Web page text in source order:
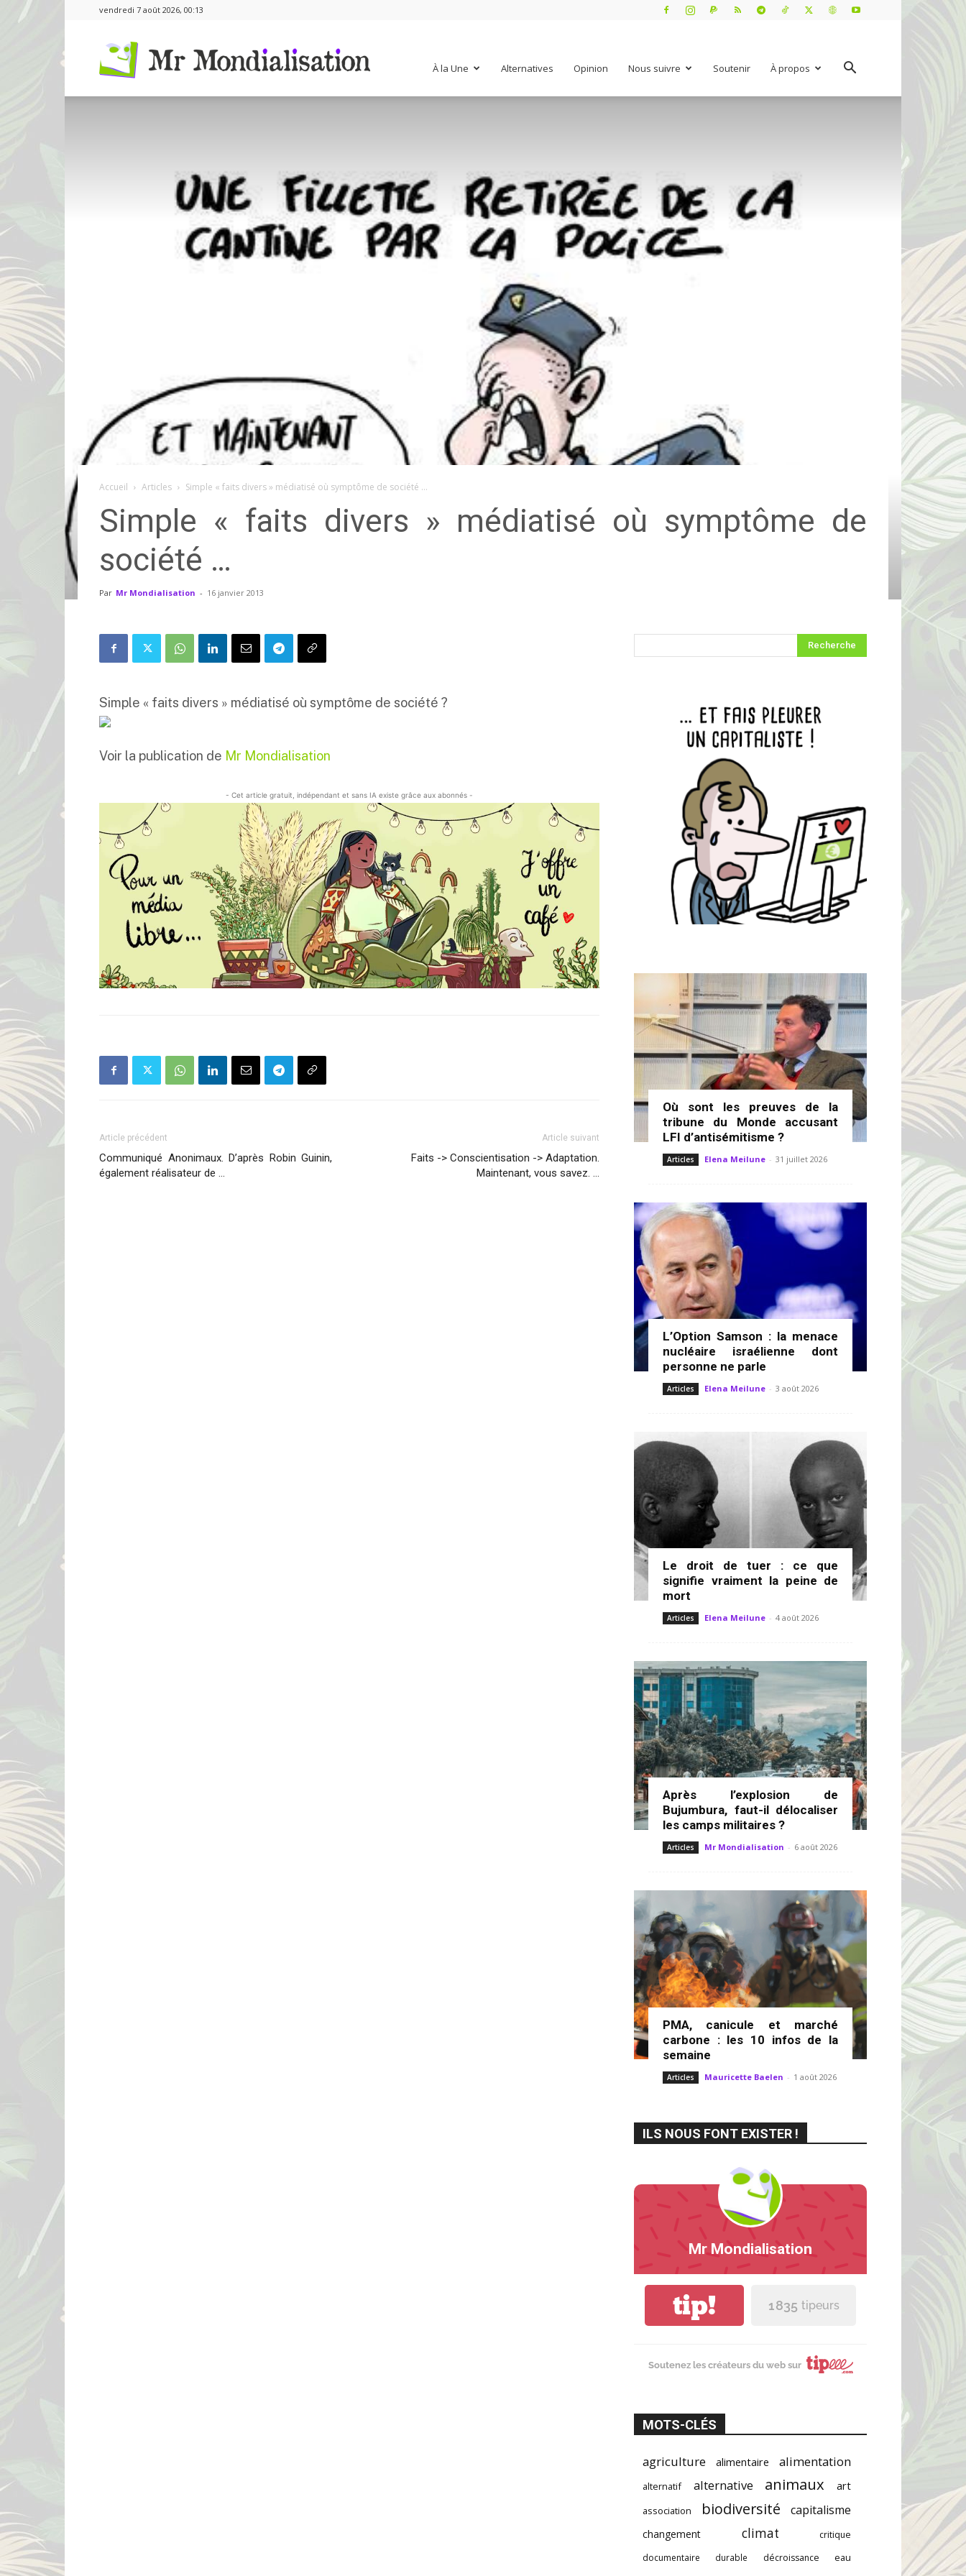
vendredi 7 août 2026, 00:13
À la Une Alternatives Opinion Nous suivre Soutenir À propos
Accueil Articles Simple « faits divers » médiatisé où symptôme de société …
Simple « faits divers » médiatisé où symptôme de
société …
Par Mr Mondialisation - 16 janvier 2013
Simple « faits divers » médiatisé où symptôme de société ?
Voir la publication de Mr Mondialisation
- Cet article gratuit, indépendant et sans IA existe grâce aux abonnés -
Article précédent
Communiqué Anonimaux. D’après Robin Guinin,
également réalisateur de …
Article suivant
Faits -> Conscientisation -> Adaptation.
Maintenant, vous savez. …
Où sont les preuves de la
tribune du Monde accusant
LFI d’antisémitisme ?
Articles Elena Meilune - 31 juillet 2026
L’Option Samson : la menace
nucléaire israélienne dont
personne ne parle
Articles Elena Meilune - 3 août 2026
Le droit de tuer : ce que
signifie vraiment la peine de
mort
Articles Elena Meilune - 4 août 2026
Après l’explosion de
Bujumbura, faut-il délocaliser
les camps militaires ?
Articles Mr Mondialisation - 6 août 2026
PMA, canicule et marché
carbone : les 10 infos de la
semaine
Articles Mauricette Baelen - 1 août 2026
ILS NOUS FONT EXISTER !
Mr Mondialisation
tip! 1 835 tipeurs
Soutenez les créateurs du web sur
MOTS-CLÉS
agriculture alimentaire alimentation
alternatif alternative animaux art
association biodiversité capitalisme
changement climat
critique
documentaire
durable décroissance eau